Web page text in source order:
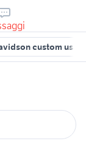
custom usate